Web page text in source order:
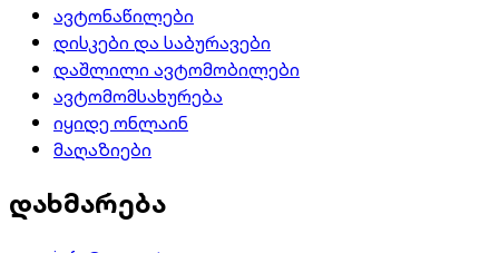
ავტონაწილები
დისკები და საბურავები
დაშლილი ავტომობილები
ავტომომსახურება
იყიდე ონლაინ
მაღაზიები
დახმარება